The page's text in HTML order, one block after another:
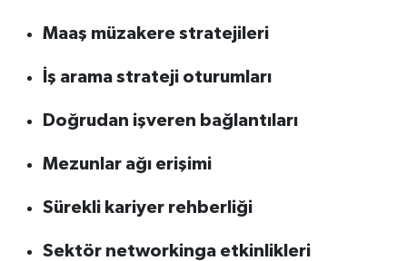
Maaş müzakere stratejileri
İş arama strateji oturumları
Doğrudan işveren bağlantıları
Mezunlar ağı erişimi
Sürekli kariyer rehberliği
Sektör networkinga etkinlikleri